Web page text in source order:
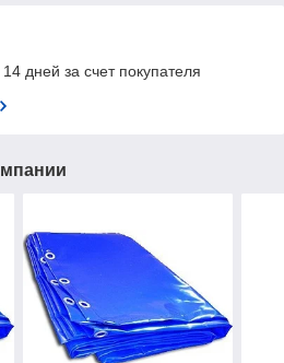
дней за счет покупателя